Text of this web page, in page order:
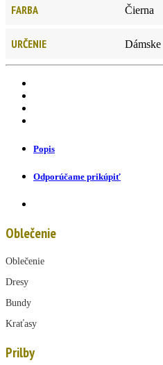
FARBA Čierna
URČENIE Dámske
Popis
Odporúčame prikúpiť
Oblečenie
Oblečenie
Dresy
Bundy
Kraťasy
Prilby